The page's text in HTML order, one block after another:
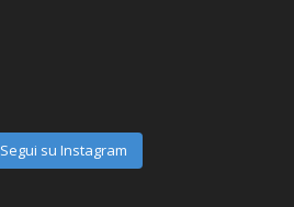
Segui su Instagram